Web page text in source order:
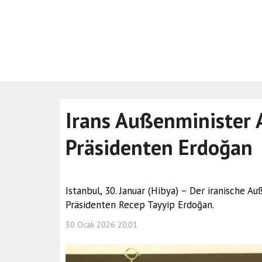
Irans
Präsidenten Erdoğan
Istanbul, 30. Januar (Hibya) – Der iranische
Präsidenten Recep Tayyip Erdoğan.
30 Ocak 2026 20:01